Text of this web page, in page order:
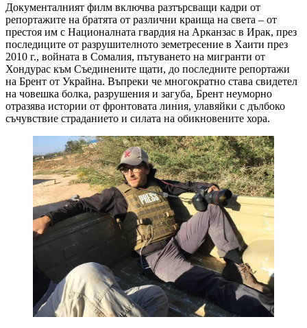
Документалният филм включва разтърсващи кадри от
репортажите на братята от различни краища на света – от
престоя им с Националната гвардия на Арканзас в Ирак, през
последиците от разрушителното земетресение в Хаити през
2010 г., войната в Сомалия, пътуването на мигранти от
Хондурас към Съединените щати, до последните репортажи
на Брент от Украйна. Въпреки че многократно става свидетел
на човешка болка, разрушения и загуба, Брент неуморно
отразява истории от фронтовата линия, улавяйки с дълбоко
съчувствие страданието и силата на обикновените хора.